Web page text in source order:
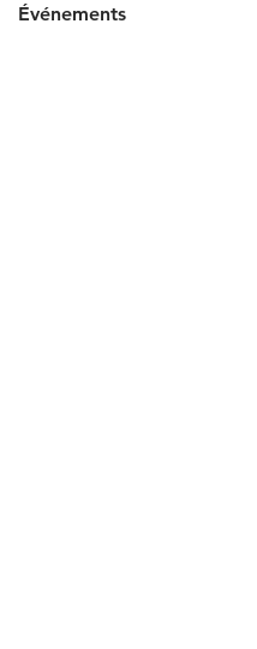
Événements